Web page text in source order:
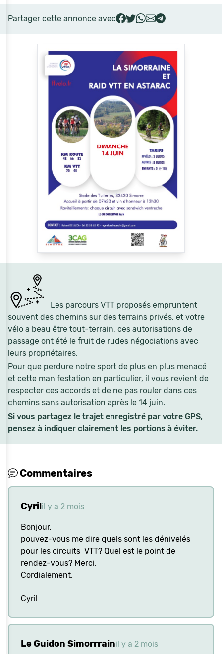
Les parcours VTT proposés empruntent
souvent des chemins sur des terrains privés, et votre
vélo a beau être tout-terrain, ces autorisations de
passage ont été le fruit de rudes négociations avec
leurs propriétaires.
Pour que perdure notre sport de plus en plus menacé
et cette manifestation en particulier, il vous revient de
respecter ces accords et de ne pas rouler dans ces
chemins sans autorisation après le 14 juin.
Si vous partagez le trajet enregistré par votre GPS,
pensez à indiquer clairement les portions à éviter.
Partager cette annonce avec
Commentaires
Cyrilil y a 2 mois
Bonjour,
pouvez-vous me dire quels sont les dénivelés
pour les circuits VTT? Quel est le point de
rendez-vous? Merci.
Cordialement.
Cyril
Le Guidon Simorrrainil y a 2 mois